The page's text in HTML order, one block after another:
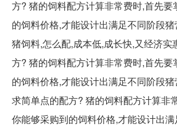
方? 猪的饲料配方计算非常费时,首先要
的饲料价格,才能设计出满足不同阶段
猪饲料,怎么配,成本低,成长快,又经济实
方? 猪的饲料配方计算非常费时,首先要
的饲料价格,才能设计出满足不同阶段
求简单点的配方? 猪的饲料配方计算非
你能够采购到的饲料价格,才能设计出